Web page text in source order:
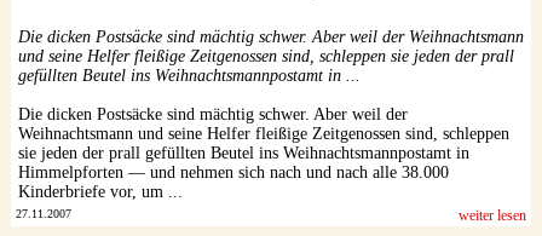
Die dicken Postsäcke sind mächtig schwer. Aber weil der Weihnachtsmann
und seine Helfer fleißige Zeitgenossen sind, schleppen sie jeden der prall
gefüllten Beutel ins Weihnachtsmannpostamt in ...
Die dicken Postsäcke sind mächtig schwer. Aber weil der
Weihnachtsmann und seine Helfer fleißige Zeitgenossen sind, schleppen
sie jeden der prall gefüllten Beutel ins Weihnachtsmannpostamt in
Himmelpforten — und nehmen sich nach und nach alle 38.000
Kinderbriefe vor, um ...
27.11.2007 weiter lesen